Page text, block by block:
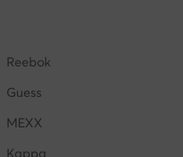
Reebok
Guess
MEXX
Kappa